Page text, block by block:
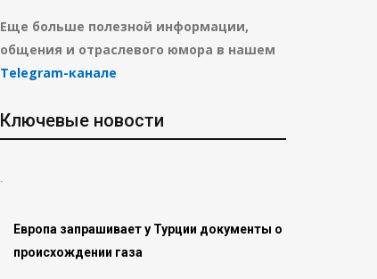
Еще больше полезной информации,
общения и отраслевого юмора в нашем
Telegram-канале
Ключевые новости
Европа запрашивает у Турции документы о
происхождении газа